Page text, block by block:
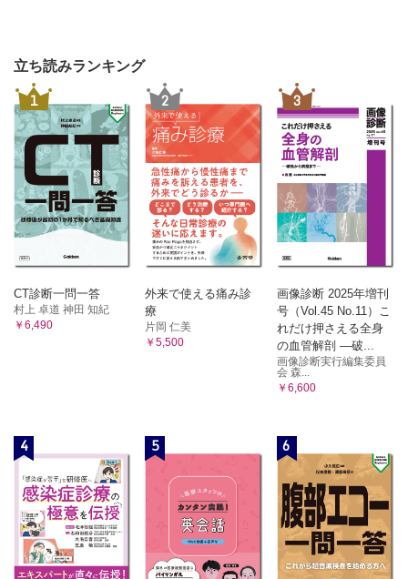
立ち読みランキング
1
CT診断一問一答
村上 卓道 神田 知紀
￥6,490
2
外来で使える痛み診
療
片岡 仁美
￥5,500
3
画像診断 2025年増刊
号（Vol.45 No.11）こ
れだけ押さえる全身
の血管解剖 ―破...
画像診断実行編集委員
会 森...
￥6,600
4 5 6